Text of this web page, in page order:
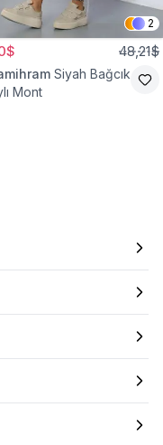
2
48,21$
Siyah Bağcık
Mont